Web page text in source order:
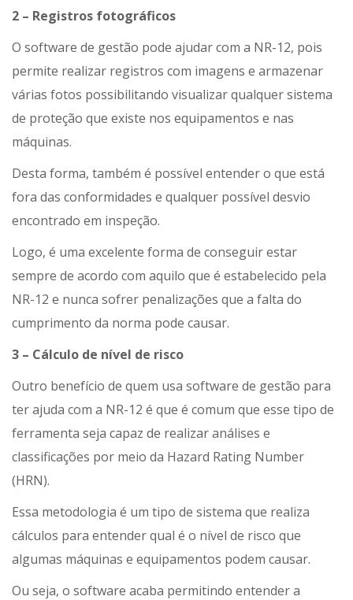
2 – Registros fotográficos
O software de gestão pode ajudar com a NR-12, pois
permite realizar registros com imagens e armazenar
várias fotos possibilitando visualizar qualquer sistema
de proteção que existe nos equipamentos e nas
máquinas.
Desta forma, também é possível entender o que está
fora das conformidades e qualquer possível desvio
encontrado em inspeção.
Logo, é uma excelente forma de conseguir estar
sempre de acordo com aquilo que é estabelecido pela
NR-12 e nunca sofrer penalizações que a falta do
cumprimento da norma pode causar.
3 – Cálculo de nível de risco
Outro benefício de quem usa software de gestão para
ter ajuda com a NR-12 é que é comum que esse tipo de
ferramenta seja capaz de realizar análises e
classificações por meio da Hazard Rating Number
(HRN).
Essa metodologia é um tipo de sistema que realiza
cálculos para entender qual é o nível de risco que
algumas máquinas e equipamentos podem causar.
Ou seja, o software acaba permitindo entender a